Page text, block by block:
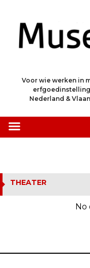
Voor wie werken in
Nederland &
THEATER
No